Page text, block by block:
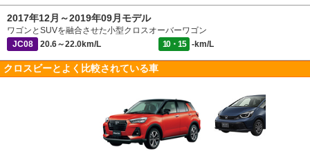
2017年12月～2019年09月モデル
ワゴンとSUVを融合させた小型クロスオーバーワゴン
JC08
20.6～22.0km/L 10・15 -km/L
クロスビーとよく比較されている車